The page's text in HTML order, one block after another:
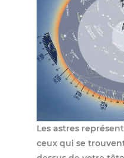
Les astres
ceux qui se